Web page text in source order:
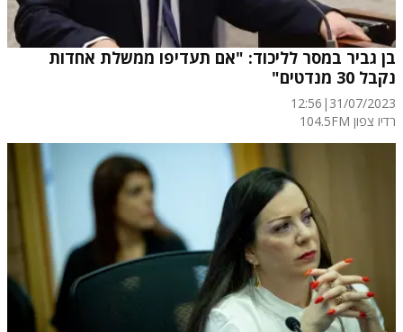
בן גביר במסר לליכוד: "אם תעדיפו ממשלת אחדות
נקבל 30 מנדטים"
31/07/2023
|
12:56
רדיו צפון 104.5FM